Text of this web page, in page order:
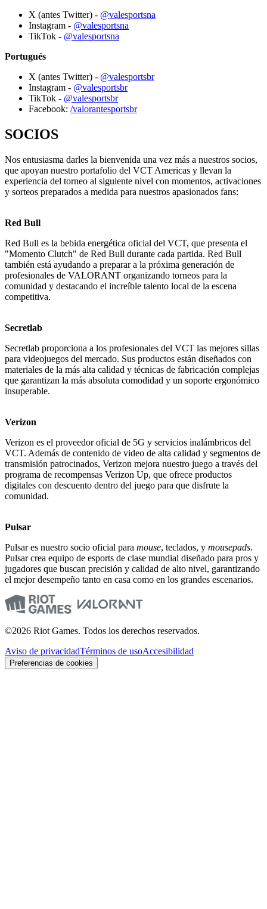
X (antes Twitter) - @valesportsna
Instagram - @valesportsna
TikTok - @valesportsna
Portugués
X (antes Twitter) - @valesportsbr
Instagram - @valesportsbr
TikTok - @valesportsbr
Facebook: /valorantesportsbr
SOCIOS
Nos entusiasma darles la bienvenida una vez más a nuestros socios,
que apoyan nuestro portafolio del VCT Americas y llevan la
experiencia del torneo al siguiente nivel con momentos, activaciones
y sorteos preparados a medida para nuestros apasionados fans:
Red Bull
Red Bull es la bebida energética oficial del VCT, que presenta el
"Momento Clutch" de Red Bull durante cada partida. Red Bull
también está ayudando a preparar a la próxima generación de
profesionales de VALORANT organizando torneos para la
comunidad y destacando el increíble talento local de la escena
competitiva.
Secretlab
Secretlab proporciona a los profesionales del VCT las mejores sillas
para videojuegos del mercado. Sus productos están diseñados con
materiales de la más alta calidad y técnicas de fabricación complejas
que garantizan la más absoluta comodidad y un soporte ergonómico
insuperable.
Verizon
Verizon es el proveedor oficial de 5G y servicios inalámbricos del
VCT. Además de contenido de video de alta calidad y segmentos de
transmisión patrocinados, Verizon mejora nuestro juego a través del
programa de recompensas Verizon Up, que ofrece productos
digitales con descuento dentro del juego para que disfrute la
comunidad.
Pulsar
Pulsar es nuestro socio oficial para mouse, teclados, y mousepads.
Pulsar crea equipo de esports de clase mundial diseñado para pros y
jugadores que buscan precisión y calidad de alto nivel, garantizando
el mejor desempeño tanto en casa como en los grandes escenarios.
©2026 Riot Games. Todos los derechos reservados.
Aviso de privacidadTérminos de usoAccesibilidad
Preferencias de cookies